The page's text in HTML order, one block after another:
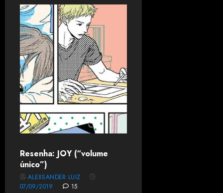
Resenha: JOY (“volume
único”)
ALEXSANDER LUIZ
07/09/2019
15